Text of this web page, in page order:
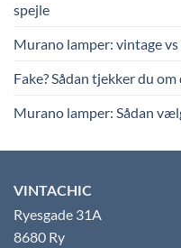
spejle
Murano lamper: vintage
Fake? Sådan tjekker du
Murano lamper: Sådan
VINTACHIC
Ryesgade 31A
8680 Ry